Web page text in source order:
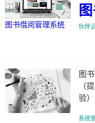
图书借阅管理系统 伙伴
图
（
验）
系统